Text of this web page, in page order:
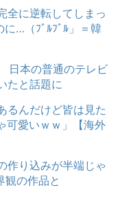
全に逆転してしまっ
…（ﾌﾞﾙﾌﾞﾙ」＝韓
日本の普通のテレビ
たと話題に
るんだけど皆は見た
可愛いｗｗ」【海外
作り込みが半端じゃ
の作品と